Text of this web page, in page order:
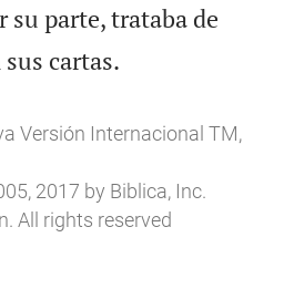
su parte, trataba de
cartas.
Versión Internacional TM,
2017 by Biblica, Inc.
All rights reserved